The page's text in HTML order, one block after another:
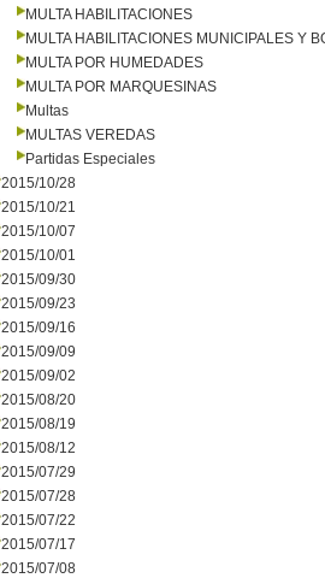
MULTA HABILITACIONES
MULTA HABILITACIONES MUNICIPALES Y
MULTA POR HUMEDADES
MULTA POR MARQUESINAS
Multas
MULTAS VEREDAS
Partidas Especiales
2015/10/28
2015/10/21
2015/10/07
2015/10/01
2015/09/30
2015/09/23
2015/09/16
2015/09/09
2015/09/02
2015/08/20
2015/08/19
2015/08/12
2015/07/29
2015/07/28
2015/07/22
2015/07/17
2015/07/08